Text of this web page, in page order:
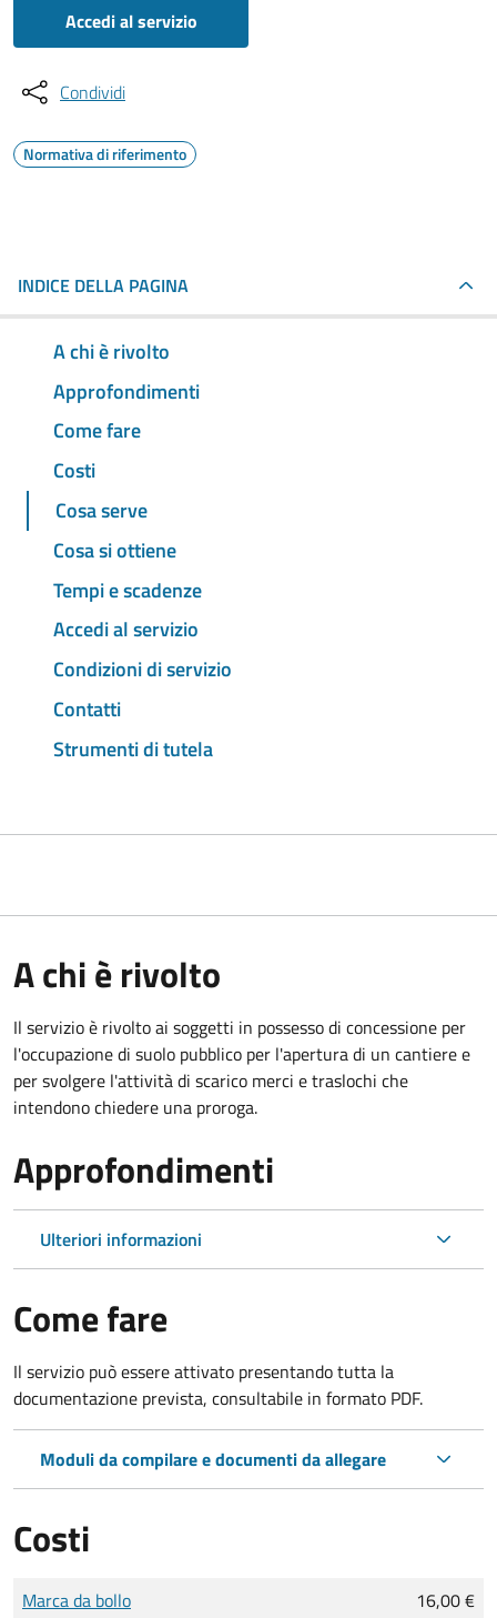
Accedi al servizio
Condividi
Normativa di riferimento
INDICE DELLA PAGINA
A chi è rivolto
Approfondimenti
Come fare
Costi
Cosa serve
Cosa si ottiene
Tempi e scadenze
Accedi al servizio
Condizioni di servizio
Contatti
Strumenti di tutela
A chi è rivolto
Il servizio è rivolto ai soggetti in possesso di concessione per
l'occupazione di suolo pubblico per l'apertura di un cantiere e
per svolgere l'attività di scarico merci e traslochi che
intendono chiedere una proroga.
Approfondimenti
Ulteriori informazioni
Come fare
Il servizio può essere attivato presentando tutta la
documentazione prevista, consultabile in formato PDF.
Moduli da compilare e documenti da allegare
Costi
Tipo di pagamento
Importo
Marca da bollo 16,00 €